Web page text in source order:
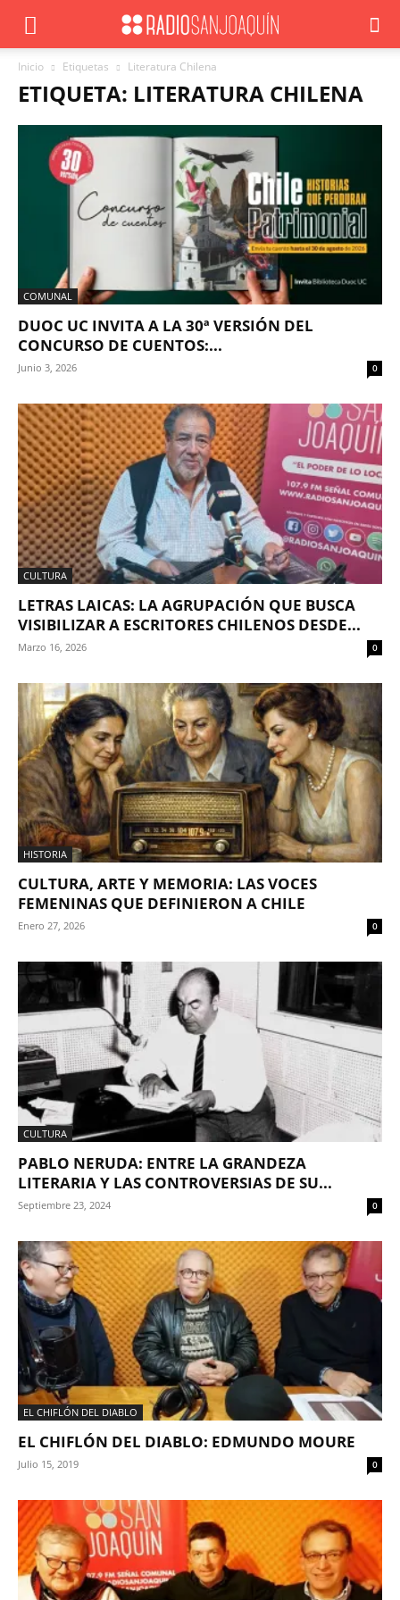
Inicio Etiquetas Literatura Chilena
ETIQUETA: LITERATURA CHILENA
COMUNAL
DUOC UC INVITA A LA 30ª VERSIÓN DEL
CONCURSO DE CUENTOS:...
Junio 3, 2026 0
CULTURA
LETRAS LAICAS: LA AGRUPACIÓN QUE BUSCA
VISIBILIZAR A ESCRITORES CHILENOS DESDE...
Marzo 16, 2026 0
HISTORIA
CULTURA, ARTE Y MEMORIA: LAS VOCES
FEMENINAS QUE DEFINIERON A CHILE
Enero 27, 2026 0
CULTURA
PABLO NERUDA: ENTRE LA GRANDEZA
LITERARIA Y LAS CONTROVERSIAS DE SU...
Septiembre 23, 2024 0
EL CHIFLÓN DEL DIABLO
EL CHIFLÓN DEL DIABLO: EDMUNDO MOURE
Julio 15, 2019 0